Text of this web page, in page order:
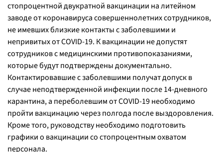
стопроцентной двукратной вакцинации на литейном
заводе от коронавируса совершеннолетних сотрудников,
не имевших близкие контакты с заболевшими и
непривитых от COVID-19. К вакцинации не допустят
сотрудников с медицинскими противопоказаниями,
которые будут подтверждены документально.
Контактировавшие с заболевшими получат допуск в
случае неподтвержденной инфекции после 14-дневного
карантина, а переболевшим от COVID-19 необходимо
пройти вакцинацию через полгода после выздоровления.
Кроме того, руководству необходимо подготовить
графики о вакцинации со стопроцентным охватом
персонала.